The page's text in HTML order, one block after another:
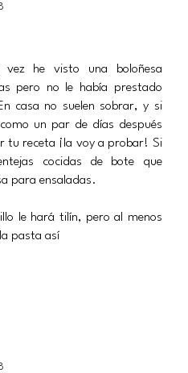
vez he visto una boloñesa
pero no le había prestado
casa no suelen sobrar, y si
un par de días después
tu receta ¡la voy a probar! Si
cocidas de bote que
para ensaladas.
le hará tilín, pero al menos
pasta así